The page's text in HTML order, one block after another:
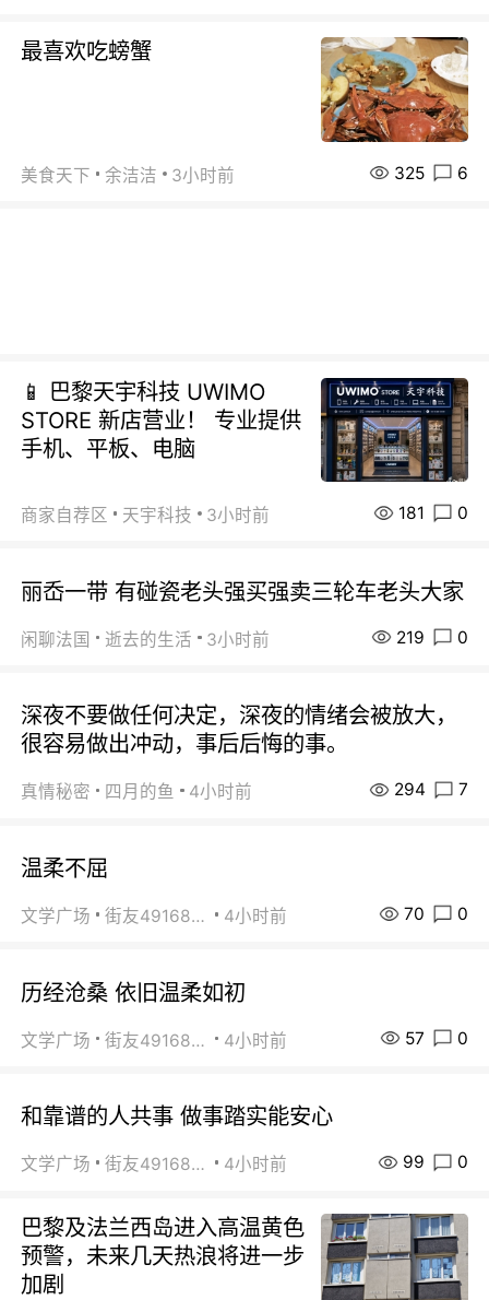
最喜欢吃螃蟹
美食天下 余洁洁 3小时前 325 6
📱 巴黎天宇科技 UWIMO
STORE 新店营业！ 专业提供
手机、平板、电脑
商家自荐区 天宇科技 3小时前 181 0
丽岙一带 有碰瓷老头强买强卖三轮车老头大家
闲聊法国 逝去的生活 3小时前 219 0
深夜不要做任何决定，深夜的情绪会被放大，
很容易做出冲动，事后后悔的事。
真情秘密 四月的鱼 4小时前 294 7
温柔不屈
文学广场 街友49168527 4小时前 70 0
历经沧桑 依旧温柔如初
文学广场 街友49168527 4小时前 57 0
和靠谱的人共事 做事踏实能安心
文学广场 街友49168527 4小时前 99 0
巴黎及法兰西岛进入高温黄色
预警，未来几天热浪将进一步
加剧